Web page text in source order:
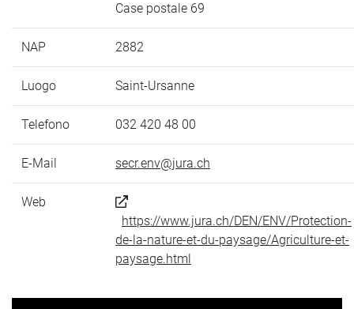
Case postale 69
NAP 2882
Luogo Saint-Ursanne
Telefono 032 420 48 00
E-Mail secr.env@jura.ch
Web
https://www.jura.ch/DEN/ENV/Protection-
de-la-nature-et-du-paysage/Agriculture-et-
paysage.html